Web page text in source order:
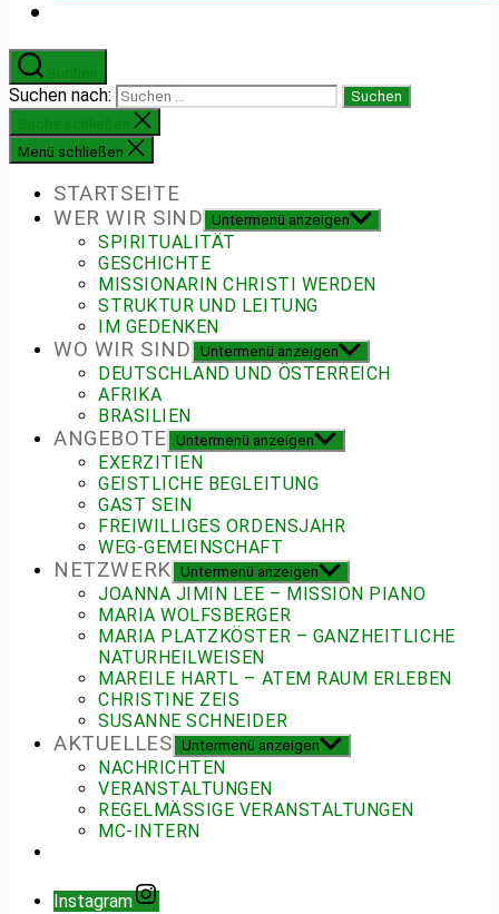
Suchen nach:
Menü schließen
STARTSEITE
WER WIR SIND
Untermenü anzeigen
SPIRITUALITÄT
GESCHICHTE
MISSIONARIN CHRISTI WERDEN
STRUKTUR UND LEITUNG
IM GEDENKEN
WO WIR SIND Untermenü anzeigen
DEUTSCHLAND UND ÖSTERREICH
AFRIKA
BRASILIEN
ANGEBOTE Untermenü anzeigen
EXERZITIEN
GEISTLICHE BEGLEITUNG
GAST SEIN
FREIWILLIGES ORDENSJAHR
WEG-GEMEINSCHAFT
NETZWERK Untermenü anzeigen
JOANNA JIMIN LEE – MISSION PIANO
MARIA WOLFSBERGER
MARIA PLATZKÖSTER – GANZHEITLICHE
NATURHEILWEISEN
MAREILE HARTL – ATEM RAUM ERLEBEN
CHRISTINE ZEIS
SUSANNE SCHNEIDER
AKTUELLES Untermenü anzeigen
NACHRICHTEN
VERANSTALTUNGEN
REGELMÄSSIGE VERANSTALTUNGEN
MC-INTERN
Instagram